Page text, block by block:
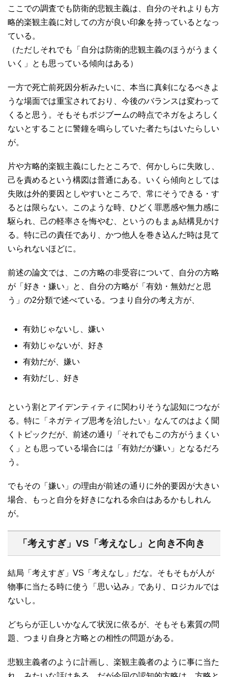
ここでの調査でも防衛的悲観主義は、自分のそれよりも方
略的楽観主義に対しての方が良い印象を持っているとなっ
ている。
（ただしそれでも「自分は防衛的悲観主義のほうがうまく
いく」とも思っている傾向はある）
一方で死亡前死因分析みたいに、本当に真剣になるべきよ
うな場面では重宝されており、今後のバランスは変わって
くると思う。そもそもポジブームの時点でネガをよろしく
ないとすることに警鐘を鳴らしていた者たちはいたらしい
が。
片や方略的楽観主義にしたところで、何かしらに失敗し、
己を責めるという構図は普通にある。いくら傾向としては
失敗は外的要因としやすいところで、常にそうできる・す
るとは限らない。このような時、ひどく罪悪感や無力感に
駆られ、己の軽率さを悔やむ、というのもまぁ結構見かけ
る。特に己の責任であり、かつ他人を巻き込んだ時は見て
いられないほどに。
前述の論文では、この方略の非受容について、自分の方略
が「好き・嫌い」と、自分の方略が「有効・無効だと思
う」の2分類で述べている。つまり自分の考え方が、
有効じゃないし、嫌い
有効じゃないが、好き
有効だが、嫌い
有効だし、好き
という割とアイデンティティに関わりそうな認知につなが
る。特に「ネガティブ思考を治したい」なんてのはよく聞
くトピックだが、前述の通り「それでもこの方がうまくい
く」とも思っている場合には「有効だが嫌い」となるだろ
う。
でもその「嫌い」の理由が前述の通りに外的要因が大きい
場合、もっと自分を好きになれる余白はあるかもしれん
が。
「考えすぎ」VS「考えなし」と向き不向き
結局「考えすぎ」VS「考えなし」だな。そもそもが人が
物事に当たる時に使う「思い込み」であり、ロジカルでは
ないし。
どちらが正しいかなんて状況に依るが、そもそも素質の問
題、つまり自身と方略との相性の問題がある。
悲観主義者のように計画し、楽観主義者のように事に当た